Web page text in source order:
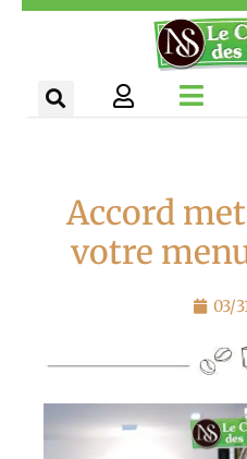
Aller
Accord
votre
03/
Panneau de gestion des cookies